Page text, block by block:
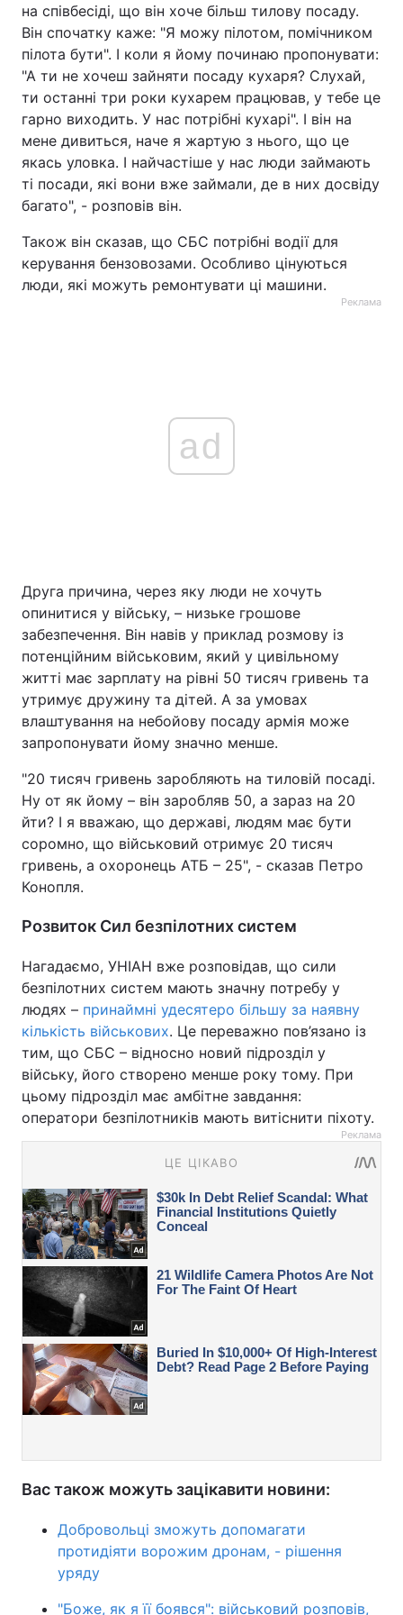
на співбесіді, що він хоче більш тилову посаду.
Він спочатку каже: "Я можу пілотом, помічником
пілота бути". І коли я йому починаю пропонувати:
"А ти не хочеш зайняти посаду кухаря? Слухай,
ти останні три роки кухарем працював, у тебе це
гарно виходить. У нас потрібні кухарі". І він на
мене дивиться, наче я жартую з нього, що це
якась уловка. І найчастіше у нас люди займають
ті посади, які вони вже займали, де в них досвіду
багато", - розповів він.
Також він сказав, що СБС потрібні водії для
керування бензовозами. Особливо цінуються
люди, які можуть ремонтувати ці машини.
Реклама
ad
Друга причина, через яку люди не хочуть
опинитися у війську, – низьке грошове
забезпечення. Він навів у приклад розмову із
потенційним військовим, який у цивільному
житті має зарплату на рівні 50 тисяч гривень та
утримує дружину та дітей. А за умовах
влаштування на небойову посаду армія може
запропонувати йому значно менше.
"20 тисяч гривень заробляють на тиловій посаді.
Ну от як йому – він заробляв 50, а зараз на 20
йти? І я вважаю, що державі, людям має бути
соромно, що військовий отримує 20 тисяч
гривень, а охоронець АТБ – 25", - сказав Петро
Конопля.
Розвиток Сил безпілотних систем
Нагадаємо, УНІАН вже розповідав, що сили
безпілотних систем мають значну потребу у
людях – принаймні удесятеро більшу за наявну
кількість військових. Це переважно пов’язано із
тим, що СБС – відносно новий підрозділ у
війську, його створено менше року тому. При
цьому підрозділ має амбітне завдання:
оператори безпілотників мають витіснити піхоту.
Реклама
Вас також можуть зацікавити новини:
Добровольці зможуть допомагати
протидіяти ворожим дронам, - рішення
уряду
"Боже, як я її боявся": військовий розповів,